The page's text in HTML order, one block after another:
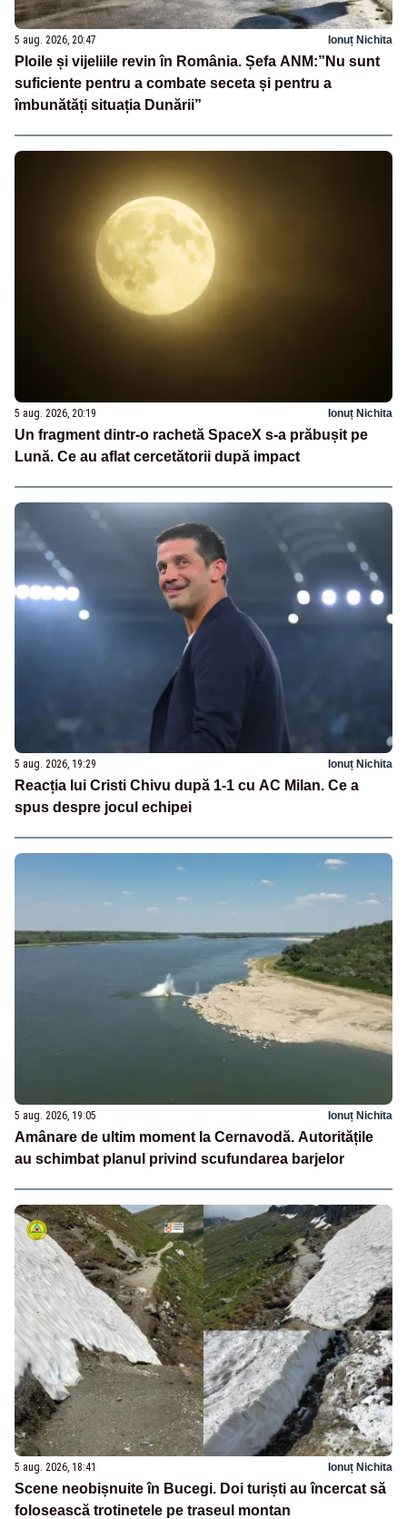
5 aug. 2026, 20:47 Ionuț Nichita
Ploile și vijeliile revin în România. Șefa ANM:”Nu sunt
suficiente pentru a combate seceta și pentru a
îmbunătăți situația Dunării”
5 aug. 2026, 20:19 Ionuț Nichita
Un fragment dintr-o rachetă SpaceX s-a prăbușit pe
Lună. Ce au aflat cercetătorii după impact
5 aug. 2026, 19:29 Ionuț Nichita
Reacția lui Cristi Chivu după 1-1 cu AC Milan. Ce a
spus despre jocul echipei
5 aug. 2026, 19:05 Ionuț Nichita
Amânare de ultim moment la Cernavodă. Autoritățile
au schimbat planul privind scufundarea barjelor
5 aug. 2026, 18:41 Ionuț Nichita
Scene neobișnuite în Bucegi. Doi turiști au încercat să
folosească trotinetele pe traseul montan